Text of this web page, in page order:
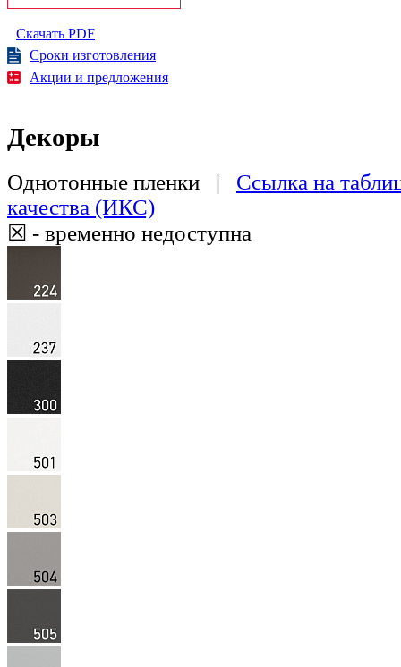
Скачать PDF
Сроки изготовления
Акции и предложения
Декоры
Однотонные пленки | Ссылка на
качества (ИКС)
☒ - временно недоступна